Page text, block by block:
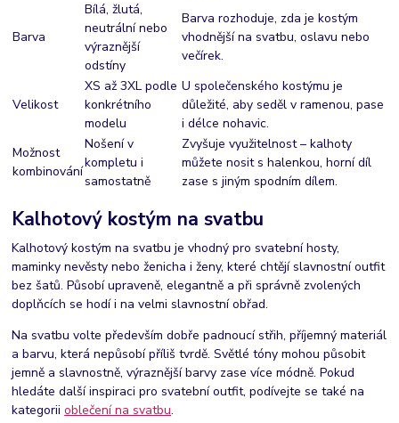
Barva
Bílá, žlutá,
neutrální nebo
výraznější
odstíny
Barva rozhoduje, zda je kostým
vhodnější na svatbu, oslavu nebo
večírek.
Velikost
XS až 3XL podle
konkrétního
modelu
U společenského kostýmu je
důležité, aby seděl v ramenou, pase
i délce nohavic.
Možnost
kombinování
Nošení v
kompletu i
samostatně
Zvyšuje využitelnost – kalhoty
můžete nosit s halenkou, horní díl
zase s jiným spodním dílem.
Kalhotový kostým na svatbu
Kalhotový kostým na svatbu je vhodný pro svatební hosty,
maminky nevěsty nebo ženicha i ženy, které chtějí slavnostní outfit
bez šatů. Působí upraveně, elegantně a při správně zvolených
doplňcích se hodí i na velmi slavnostní obřad.
Na svatbu volte především dobře padnoucí střih, příjemný materiál
a barvu, která nepůsobí příliš tvrdě. Světlé tóny mohou působit
jemně a slavnostně, výraznější barvy zase více módně. Pokud
hledáte další inspiraci pro svatební outfit, podívejte se také na
kategoriioblečení na svatbu.